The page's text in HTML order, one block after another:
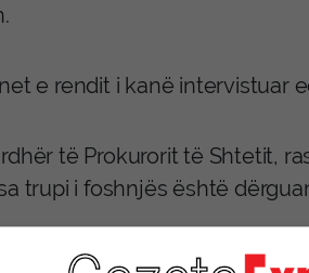
e rendit i kanë intervistuar
të Prokurorit të Shtetit,
trupi i foshnjës është
i vdekjes pritet të